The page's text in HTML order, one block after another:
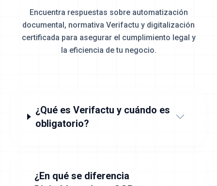
Encuentra respuestas sobre automatización
documental, normativa Verifactu y digitalización
certificada para asegurar el cumplimiento legal y
la eficiencia de tu negocio.
¿Qué es Verifactu y cuándo es
obligatorio?
¿En qué se diferencia